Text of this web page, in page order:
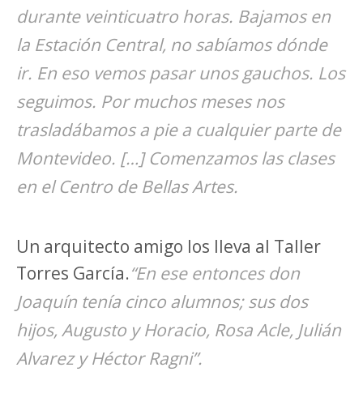
durante veinticuatro horas. Bajamos en
la Estación Central, no sabíamos dónde
ir. En eso vemos pasar unos gauchos. Los
seguimos. Por muchos meses nos
trasladábamos a pie a cualquier parte de
Montevideo. […] Comenzamos las clases
en el Centro de Bellas Artes.
Un arquitecto amigo los lleva al Taller
Torres García.“En ese entonces don
Joaquín tenía cinco alumnos; sus dos
hijos, Augusto y Horacio, Rosa Acle, Julián
Alvarez y Héctor Ragni”.